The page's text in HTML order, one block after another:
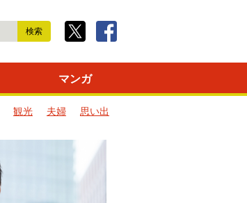
マンガ
観光 夫婦
思い出